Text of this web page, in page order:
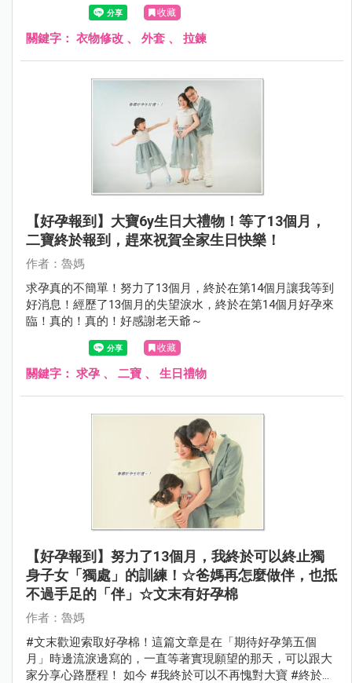
收藏
關鍵字： 衣物修改 、 外套 、 拉鍊
【好孕報到】大寶6y生日大禮物！等了13個月，
二寶終於報到，趕來祝賀全家生日快樂！
作者：魯媽
求孕真的不簡單！努力了13個月，終於在第14個月讓我等到
好消息！經歷了13個月的失望淚水，終於在第14個月好孕來
臨！真的！真的！好感謝老天爺～
收藏
關鍵字： 求孕 、 二寶 、 生日禮物
【好孕報到】努力了13個月，我終於可以終止獨
身子女「獨處」的訓練！☆爸媽再怎麼做伴，也抵
不過手足的「伴」☆文末有好孕棉
作者：魯媽
#文末歡迎索取好孕棉！這篇文章是在「期待好孕第五個
月」時邊流淚邊寫的，一直等著實現願望的那天，可以跟大
家分享心路歷程！ 如今 #我終於可以不再愧對大寶 #終於能